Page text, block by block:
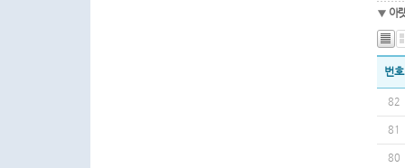
아
번호
82
81
80